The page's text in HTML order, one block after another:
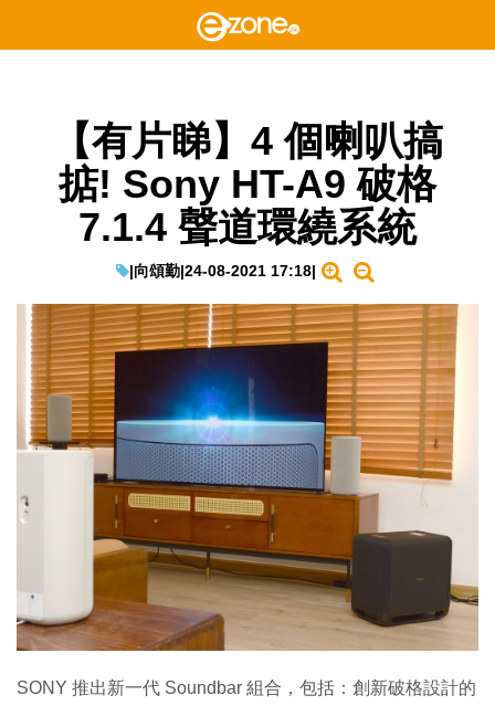
【有片睇】4 個喇叭搞
掂! Sony HT-A9 破格
7.1.4 聲道環繞系統
|向頌勤|24-08-2021 17:18|
SONY 推出新一代 Soundbar 組合，包括：創新破格設計的